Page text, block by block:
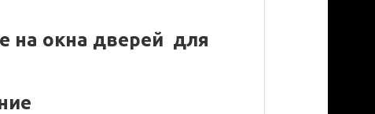
на окна дверей для